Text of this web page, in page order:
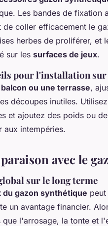
Les bandes de fixation
de coller efficacement le
herbes de proliférer, et
sur les surfaces de jeux.
pour l'installation sur
balcon ou une terrasse,
découpes inutiles.
et ajoutez des poids ou
aux intempéries.
avec le
sur le long terme
du gazon synthétique
un avantage financier.
que l'arrosage, la tonte et